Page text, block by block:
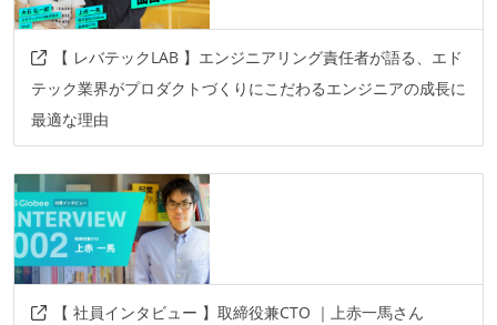
【 レバテックLAB 】エンジニアリング責任者が語る、エド
テック業界がプロダクトづくりにこだわるエンジニアの成長に
最適な理由
【 社員インタビュー 】取締役兼CTO ｜上赤一馬さん